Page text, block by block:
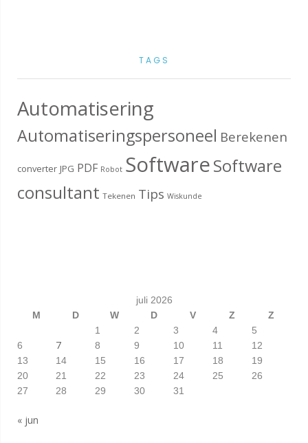
TAGS
Automatisering
Automatiseringspersoneel Berekenen
converter JPG PDF Robot SoftwareSoftware
consultant Tekenen Tips Wiskunde
juli 2026
M
D W D V Z
Z
1
2 3 4
5
6
7 8 9 10 11
12
13
14 15 16 17 18
19
20
21 22 23 24 25
26
27
28 29 30 31
« jun